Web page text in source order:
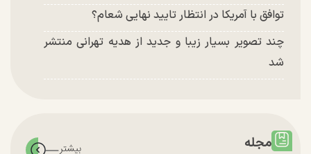
توافق با آمریکا در انتظار تایید نهایی شعام؟
چند تصویر بسیار زیبا و جدید از هدیه تهرانی منتشر
شد
مجله